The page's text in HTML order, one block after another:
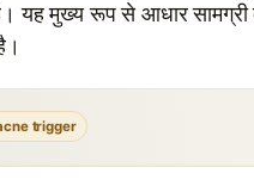
यह मुख्य रूप से आधार
trigger